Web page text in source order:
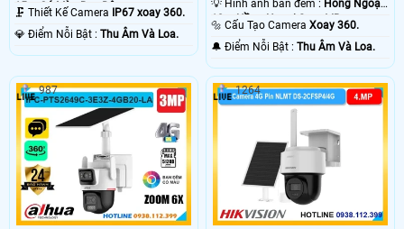
15m Có Màu Ban Ðêm.
🗜️ Thiết Kế Camera
IP67 xoay 360.
️💎 Điểm Nỗi Bật : Thu Âm Và Loa.
💡 Hình ảnh ban đêm : Hồng Ngoại
10m Hồng Ngoại Smart IR.
🔩 Cấu Tạo CameraXoay 360.
️🔔 Điểm Nỗi Bật :Thu Âm Và Loa.
987 1264